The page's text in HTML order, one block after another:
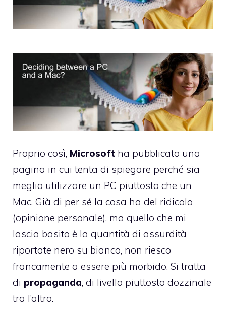
Proprio così, Microsoft ha pubblicato una
pagina in cui tenta di spiegare perché sia
meglio utilizzare un PC piuttosto che un
Mac. Già di per sé la cosa ha del ridicolo
(opinione personale), ma quello che mi
lascia basito è la quantità di assurdità
riportate nero su bianco, non riesco
francamente a essere più morbido. Si tratta
di propaganda, di livello piuttosto dozzinale
tra l’altro.